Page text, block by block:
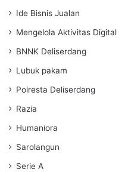
Ide Bisnis Jualan
Mengelola Aktivitas Digital
BNNK Deliserdang
Lubuk pakam
Polresta Deliserdang
Razia
Humaniora
Sarolangun
Serie A